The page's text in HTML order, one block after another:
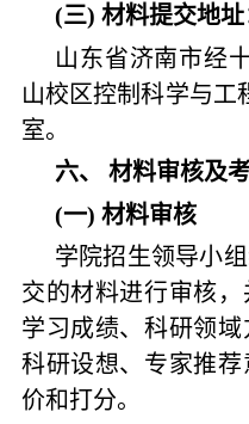
(三) 材料提交地址
山东省济南市经
山校区控制科学与工
室。
六、 材料审核及
(一) 材料审核
学院招生领导小
交的材料进行审核，
学习成绩、科研领域
科研设想、专家推
价和打分。